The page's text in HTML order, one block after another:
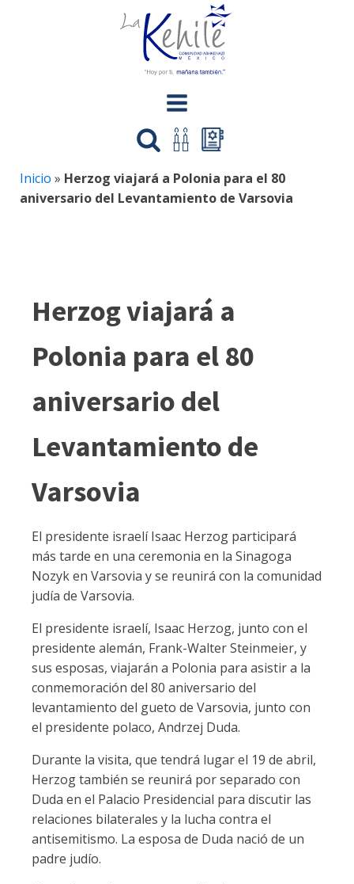
Inicio » Herzog viajará a Polonia para el 80
aniversario del Levantamiento de Varsovia
Herzog viajará a
Polonia para el 80
aniversario del
Levantamiento de
Varsovia
El presidente israelí Isaac Herzog participará
más tarde en una ceremonia en la Sinagoga
Nozyk en Varsovia y se reunirá con la comunidad
judía de Varsovia.
El presidente israelí, Isaac Herzog, junto con el
presidente alemán, Frank-Walter Steinmeier, y
sus esposas, viajarán a Polonia para asistir a la
conmemoración del 80 aniversario del
levantamiento del gueto de Varsovia, junto con
el presidente polaco, Andrzej Duda.
Durante la visita, que tendrá lugar el 19 de abril,
Herzog también se reunirá por separado con
Duda en el Palacio Presidencial para discutir las
relaciones bilaterales y la lucha contra el
antisemitismo. La esposa de Duda nació de un
padre judío.